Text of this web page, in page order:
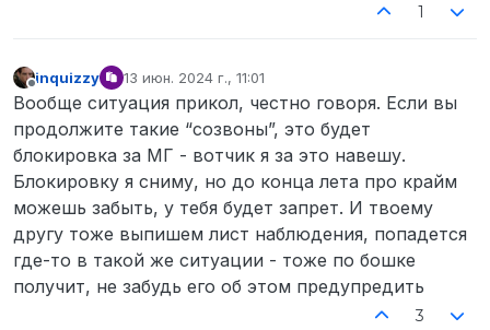
26.05.24 20:56:06
Через стационарный телефон связался с
другом, тот сообщил мне что наш(!) склад
штурмует полиция. Я, как соучастник
1
Не в сети
inquizzy 13 июн. 2024 г., 11:01
отредактировано
Вообще ситуация прикол, честно говоря. Если вы
продолжите такие “созвоны”, это будет
блокировка за МГ - вотчик я за это навешу.
Блокировку я сниму, но до конца лета про крайм
можешь забыть, у тебя будет запрет. И твоему
другу тоже выпишем лист наблюдения, попадется
где-то в такой же ситуации - тоже по бошке
получит, не забудь его об этом предупредить
3